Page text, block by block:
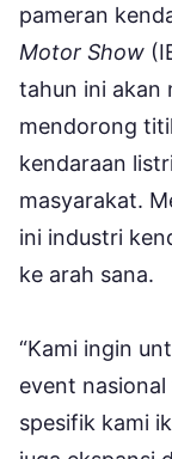
pameran
Motor Show
tahun ini akan
mendorong
kendaraan
masyarakat.
ini industri
ke arah sana.
“Kami ingin
event nasional
spesifik kami